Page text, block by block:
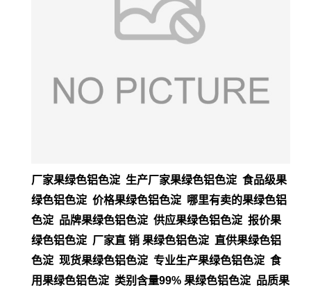
厂家果绿色铝色淀 生产厂家果绿色铝色淀 食品级果
绿色铝色淀 价格果绿色铝色淀 哪里有卖的果绿色铝
色淀 品牌果绿色铝色淀 供应果绿色铝色淀 报价果
绿色铝色淀 厂家直 销 果绿色铝色淀 直供果绿色铝
色淀 现货果绿色铝色淀 专业生产果绿色铝色淀 食
用果绿色铝色淀 类别含量99% 果绿色铝色淀 品质果